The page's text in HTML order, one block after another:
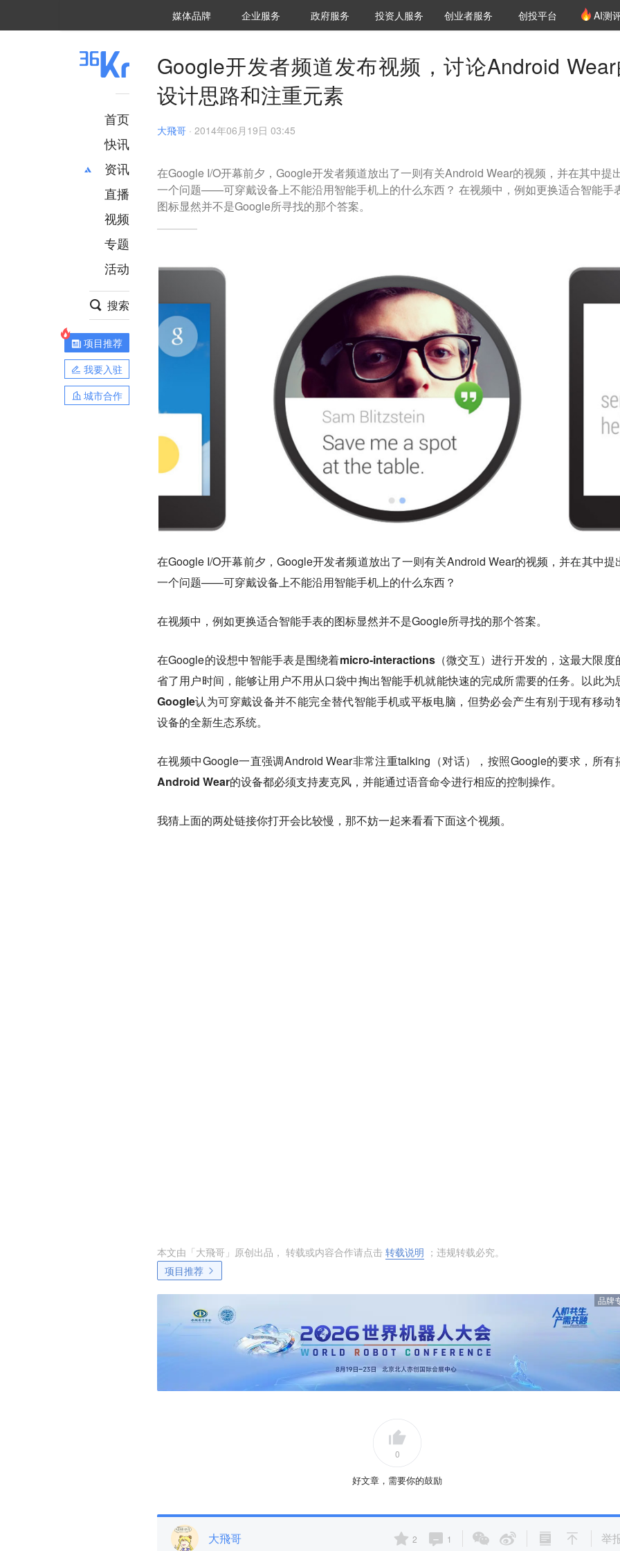
媒体品牌 36Kr研究院
企业服务 城市之窗
政府服务 VClub投资机构库
投资机构职位推介
投资人服务 创投氪堂
创业者服务 创投平台 AI测
首页
快讯
资讯
推荐
财经
项目推荐
安徽
直播
视频
专题
活动
搜索
项目推荐
我要入驻
城市合作
Google开发者频道发布视频，讨论Android
设计思路和注重元素
大飛哥 · 2014年06月19日 03:45
在Google I/O开幕前夕，Google开发者频道放出了一则有关Android Wear的视频，并在其中提
一个问题——可穿戴设备上不能沿用智能手机上的什么东西？ 在视频中，例如更换适合智能手
图标显然并不是Google所寻找的那个答案。
在Google I/O开幕前夕，Google开发者频道放出了一则有关Android Wear的视频，并在其中提
一个问题——可穿戴设备上不能沿用智能手机上的什么东西？
在视频中，例如更换适合智能手表的图标显然并不是Google所寻找的那个答案。
在Google的设想中智能手表是围绕着micro-interactions（微交互）进行开发的 ，这最大限度
省了用户时间，能够让用户不用从口袋中掏出智能手机就能快速的完成所需要的任务。以此为
Google认为可穿戴设备并不能完全替代智能手机或平板电脑，但势必会产生有别于现有移动
设备的全新生态系统。
在视频中Google一直强调Android Wear非常注重talking（对话），按照Google的要求， 所有
Android Wear的设备都必须支持麦克风，并能通过语音命令进行相应的控制操作。
我猜上面的两处链接你打开会比较慢，那不妨一起来看看下面这个视频。
本文由「大飛哥 」原创出品， 转载或内容合作请点击 转载说明 ；违规转载必究。
项目推荐
品牌
0
好文章，需要你的鼓励
大飛哥 2 1 举